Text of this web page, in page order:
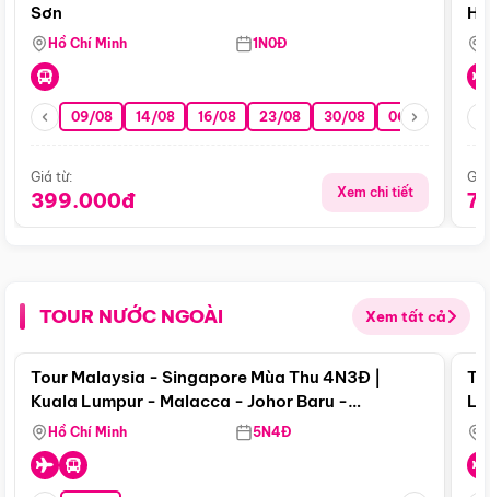
Sơn
Hồ Chí Minh 1N0Đ
09/08 14/08 16/08 23/08 30/08 06/09 13/09
Giá từ:
399.000đ Xem chi tiết
TOUR NƯỚC NGOÀI Xem tất cả
Điểm nổi bật
Tour Malaysia - Singapore Mùa Thu 4N3Đ |
Kuala Lumpur - Malacca - Johor Baru -
Singapore
Hồ Chí Minh 5N4Đ